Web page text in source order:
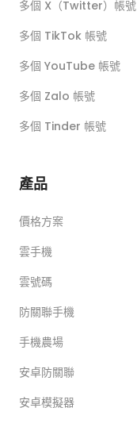
多個 X（Twitter）帳號
多個 TikTok 帳號
多個 YouTube 帳號
多個 Zalo 帳號
多個 Tinder 帳號
產品
價格方案
雲手機
雲號碼
防關聯手機
手機農場
安卓防關聯
安卓模擬器